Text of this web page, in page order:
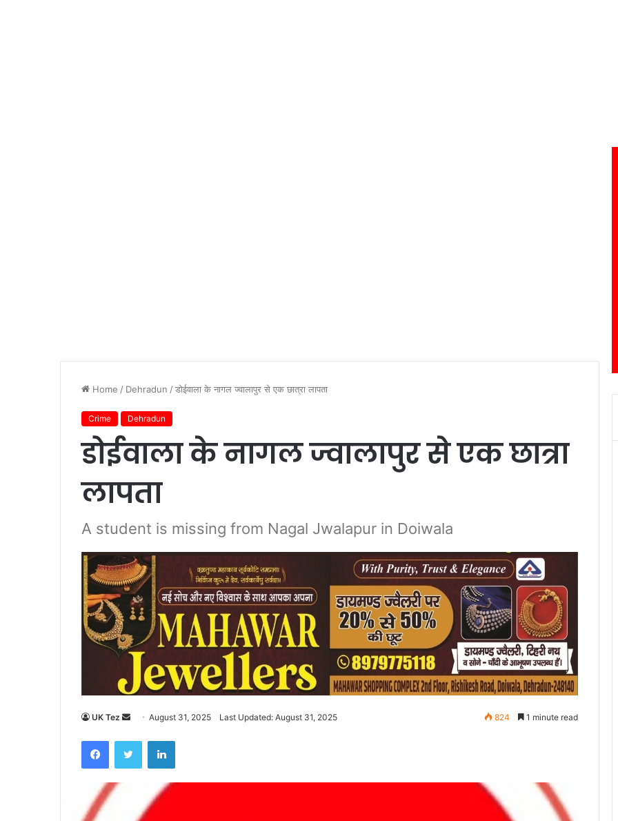
Home / Dehradun /डोईवाला के नागल ज्वालापुर से एक छात्रा लापता
Crime Dehradun
डोईवाला के नागल ज्वालापुर से एक छात्रा
लापता
A student is missing from Nagal Jwalapur in Doiwala
UK Tez
n
d
August 31, 2025 Last Updated: August 31, 2025 824 1 minute read